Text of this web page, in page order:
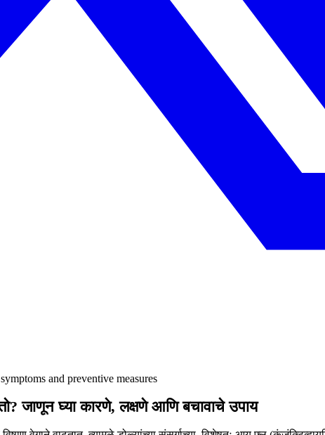
and preventive measures
जाणून घ्या कारणे, लक्षणे आणि बचावाचे उपाय